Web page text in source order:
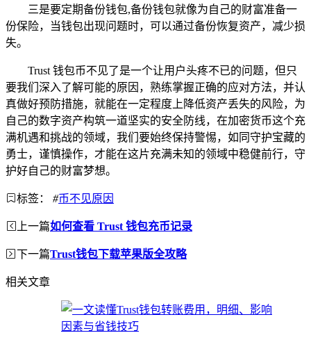
三是要定期备份钱包,备份钱包就像为自己的财富准备一
份保险，当钱包出现问题时，可以通过备份恢复资产，减少损
失。
Trust 钱包币不见了是一个让用户头疼不已的问题，但只
要我们深入了解可能的原因，熟练掌握正确的应对方法，并认
真做好预防措施，就能在一定程度上降低资产丢失的风险，为
自己的数字资产构筑一道坚实的安全防线，在加密货币这个充
满机遇和挑战的领域，我们要始终保持警惕，如同守护宝藏的
勇士，谨慎操作，才能在这片充满未知的领域中稳健前行，守
护好自己的财富梦想。
标签： #币不见原因
上一篇如何查看 Trust 钱包充币记录
下一篇Trust钱包下载苹果版全攻略
相关文章